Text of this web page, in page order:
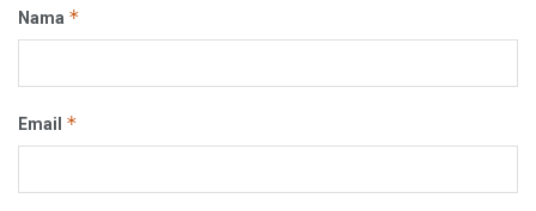
Nama *
Email *